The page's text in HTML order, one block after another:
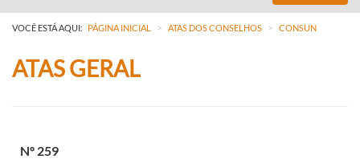
VOCÊ ESTÁ AQUI: PÁGINA INICIAL > ATAS DOS CONSELHOS > CONSUN
ATAS GERAL
Nº 259